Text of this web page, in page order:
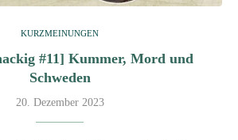
KURZMEINUNGEN
#11] Kummer, Mord und
Schweden
20. Dezember 2023